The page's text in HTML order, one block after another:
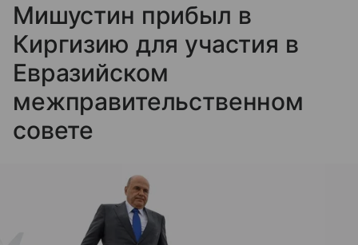
Мишустин прибыл в
Киргизию для участия в
Евразийском
межправительственном
совете